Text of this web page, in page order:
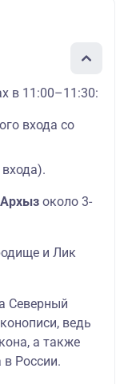
в 11:00–11:30:
входа со
около 3-
и Лик
Северный
ведь
а также
в России.